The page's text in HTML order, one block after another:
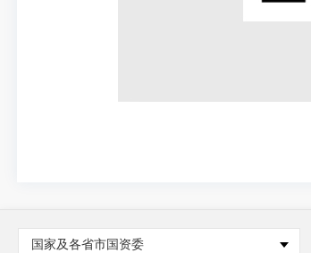
国家及各省市国资委